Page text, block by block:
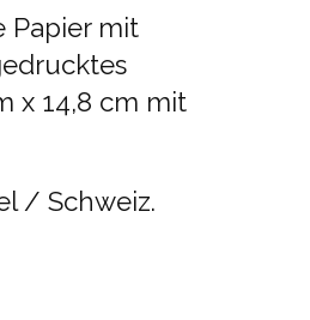
Papier mit
x 14,8 cm mit
/ Schweiz.